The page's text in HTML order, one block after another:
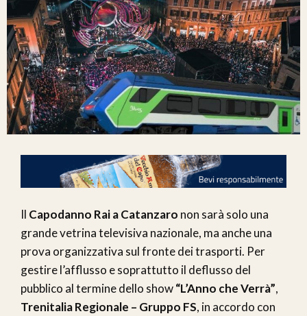
Il Capodanno Rai a Catanzaro non sarà solo una
grande vetrina televisiva nazionale, ma anche una
prova organizzativa sul fronte dei trasporti. Per
gestire l’afflusso e soprattutto il deflusso del
pubblico al termine dello show“L’Anno che Verrà”,
Trenitalia Regionale – Gruppo FS, in accordo con